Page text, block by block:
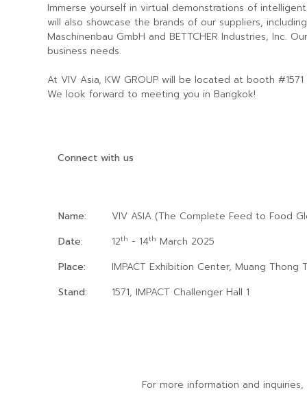
Immerse yourself in virtual demonstrations of
will also showcase the brands of our suppliers,
Maschinenbau GmbH and BETTCHER Industries, Inc.
business needs.
At VIV Asia, KW GROUP will be located at booth #1571
We look forward to meeting you in Bangkok!
Connect with us
Name:
VIV ASIA (The Complete Feed to Food
Date:
12th - 14th March 2025
Place:
IMPACT Exhibition Center, Muang Thong
Stand:
1571, IMPACT Challenger Hall 1
For more information and